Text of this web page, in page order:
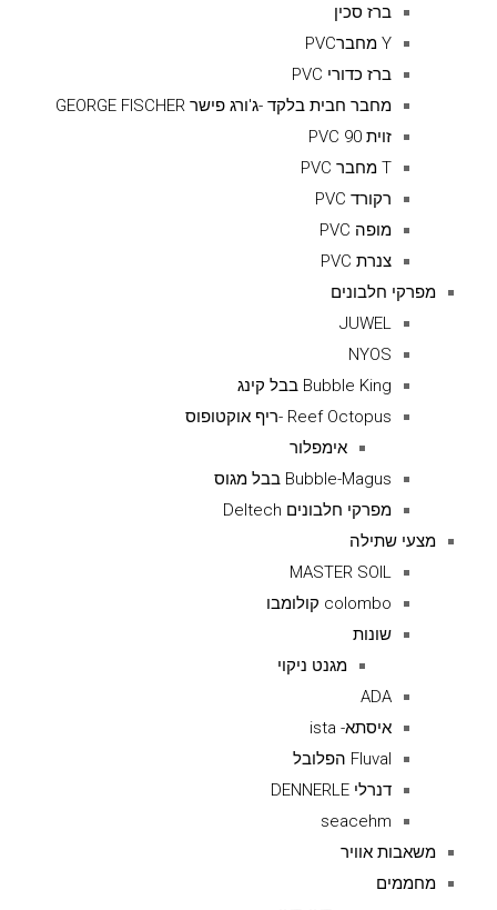
ברז סכין
Y מחברPVC
ברז כדורי PVC
מחבר חבית בלקד -ג'ורג פישר GEORGE FISCHER
זוית 90 PVC
T מחבר PVC
רקורד PVC
מופה PVC
צנרת PVC
מפרקי חלבונים
JUWEL
NYOS
Bubble King בבל קינג
Reef Octopus -ריף אוקטופוס
אימפלור
Bubble-Magus בבל מגוס
מפרקי חלבונים Deltech
מצעי שתילה
MASTER SOIL
colombo קולומבו
שונות
מגנט ניקוי
ADA
איסתא- ista
Fluval הפלובל
דנרלי DENNERLE
seacehm
משאבות אוויר
מחממים